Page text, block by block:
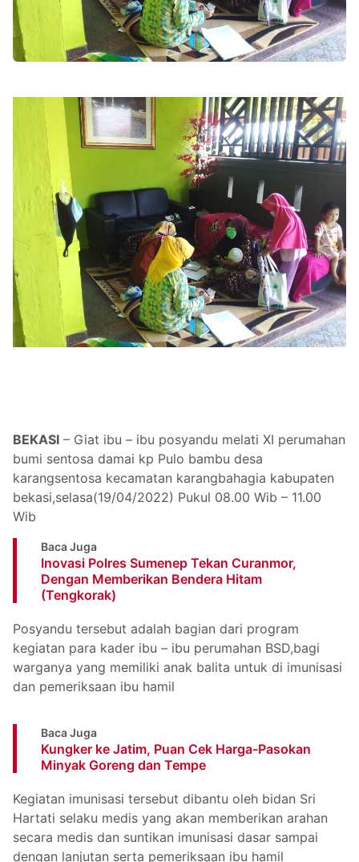
BEKASI – Giat ibu – ibu posyandu melati XI perumahan
bumi sentosa damai kp Pulo bambu desa
karangsentosa kecamatan karangbahagia kabupaten
bekasi,selasa(19/04/2022) Pukul 08.00 Wib – 11.00
Wib
Baca Juga
Inovasi Polres Sumenep Tekan Curanmor,
Dengan Memberikan Bendera Hitam
(Tengkorak)
Posyandu tersebut adalah bagian dari program
kegiatan para kader ibu – ibu perumahan BSD,bagi
warganya yang memiliki anak balita untuk di imunisasi
dan pemeriksaan ibu hamil
Baca Juga
Kungker ke Jatim, Puan Cek Harga-Pasokan
Minyak Goreng dan Tempe
Kegiatan imunisasi tersebut dibantu oleh bidan Sri
Hartati selaku medis yang akan memberikan arahan
secara medis dan suntikan imunisasi dasar sampai
dengan lanjutan serta pemeriksaan ibu hamil